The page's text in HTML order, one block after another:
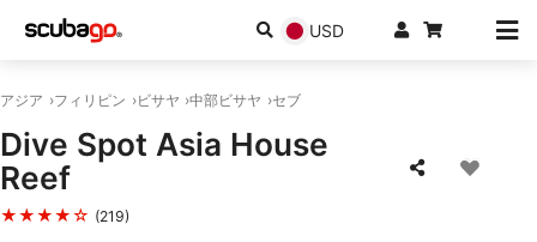
USD
アジア フィリピン ビサヤ 中部ビサヤ セブ
Dive Spot Asia House
Reef
★★★★☆ (219)